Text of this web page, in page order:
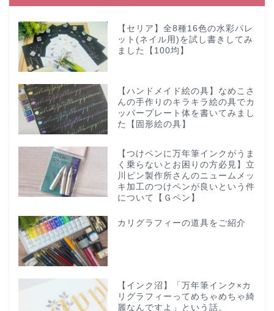
【セリア】全8種16色の水彩パレ
ット(ネイル用)を試し書きしてみ
ました【100均】
【ハンドメイド絵の具】なめこさ
んの手作りのキラキラ絵の具でカ
ッパープレート体を書いてみまし
た【固形絵の具】
【つけペンに万年筆インクがうま
く乗らないとお困りの方必見】立
川ピン製作所さんのニュームメッ
キ加工のつけペンが良いという件
について【Ｇペン】
カリグラフィーの道具をご紹介
【インク沼】「万年筆インク×カ
リグラフィーってめちゃめちゃ綺
麗なんですよ」という話。